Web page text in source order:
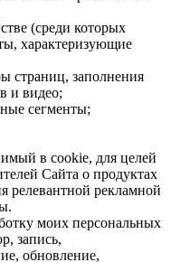
(среди которых
характеризующие
страниц, заполнения
и видео;
сегменты;
в cookie, для целей
Сайта о продуктах
релевантной рекламной
моих персональных
запись,
обновление,